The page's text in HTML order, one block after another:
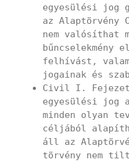
egyesülési jog
az Alaptörvény
nem valósíthat
bűncselekmény
felhívást,
jogainak és
Civil I.
egyesülési jog
minden olyan
céljából
áll az
törvény nem